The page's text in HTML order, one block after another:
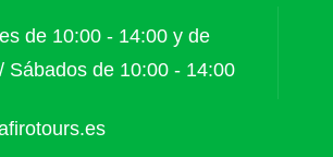
de 10:00 - 14:00 y de
Sábados de 10:00 - 14:00